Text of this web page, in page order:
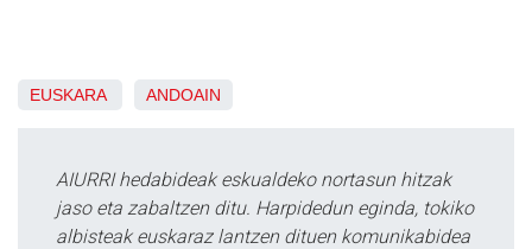
EUSKARA ANDOAIN
AIURRI hedabideak eskualdeko nortasun hitzak
jaso eta zabaltzen ditu. Harpidedun eginda, tokiko
albisteak euskaraz lantzen dituen komunikabidea